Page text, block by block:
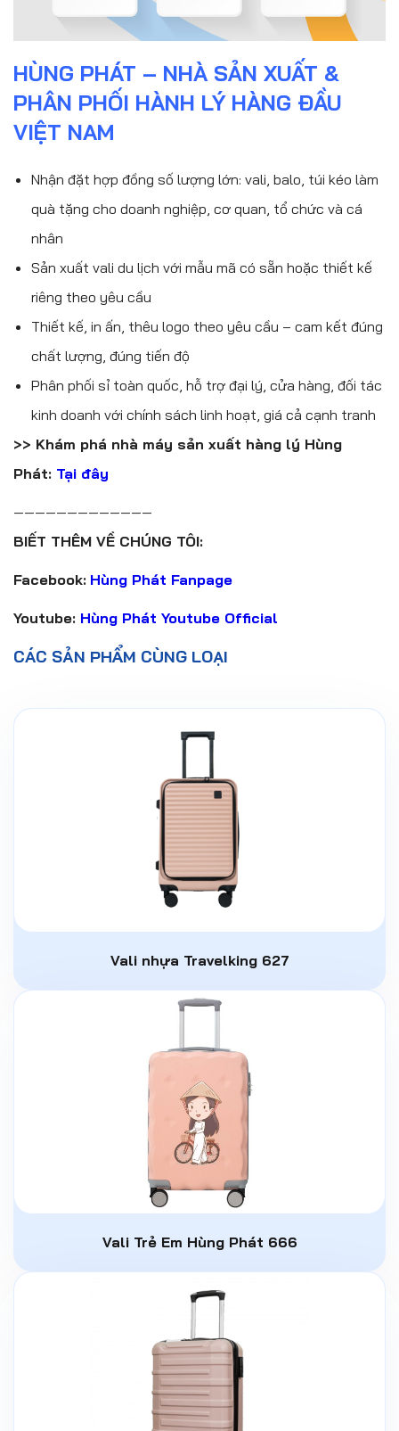
HÙNG PHÁT – NHÀ SẢN XUẤT &
PHÂN PHỐI HÀNH LÝ HÀNG ĐẦU
VIỆT NAM
Nhận đặt hợp đồng số lượng lớn: vali, balo, túi kéo làm
quà tặng cho doanh nghiệp, cơ quan, tổ chức và cá
nhân
Sản xuất vali du lịch với mẫu mã có sẵn hoặc thiết kế
riêng theo yêu cầu
Thiết kế, in ấn, thêu logo theo yêu cầu – cam kết đúng
chất lượng, đúng tiến độ
Phân phối sỉ toàn quốc, hỗ trợ đại lý, cửa hàng, đối tác
kinh doanh với chính sách linh hoạt, giá cả cạnh tranh
>> Khám phá nhà máy sản xuất hàng lý Hùng
Phát: Tại đây
—————————————
BIẾT THÊM VỀ CHÚNG TÔI:
Facebook: Hùng Phát Fanpage
Youtube: Hùng Phát Youtube Official
CÁC SẢN PHẨM CÙNG LOẠI
Vali nhựa Travelking 627
Vali Trẻ Em Hùng Phát 666